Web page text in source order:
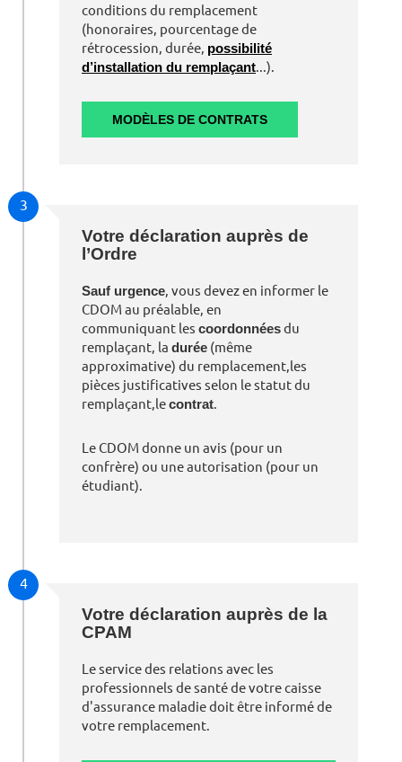
conditions du remplacement
(honoraires, pourcentage de
rétrocession, durée, possibilité
d’installation du remplaçant...).
MODÈLES DE CONTRATS
3
Votre déclaration auprès de
l’Ordre
Sauf urgence, vous devez en informer le
CDOM au préalable, en
communiquant les coordonnéesdu
remplaçant, la durée (même
approximative) du remplacement,les
pièces justificatives selon le statut du
remplaçant,lecontrat.
Le CDOM donne un avis (pour un
confrère) ou une autorisation (pour un
étudiant).
4
Votre déclaration auprès de la
CPAM
Le service des relations avec les
professionnels de santé de votre caisse
d'assurance maladie doit être informé de
votre remplacement.